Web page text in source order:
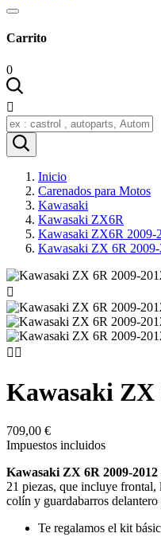
Carrito
0

Inicio
Carenados para Motos
Kawasaki
Kawasaki ZX6R
Kawasaki ZX6R 2009-
Kawasaki ZX 6R 2009-

 
Kawasaki ZX
709,00 €
Impuestos incluidos
Kawasaki ZX 6R 2009-2012
21 piezas, que incluye frontal,
colín y guardabarros delantero
Te regalamos el kit